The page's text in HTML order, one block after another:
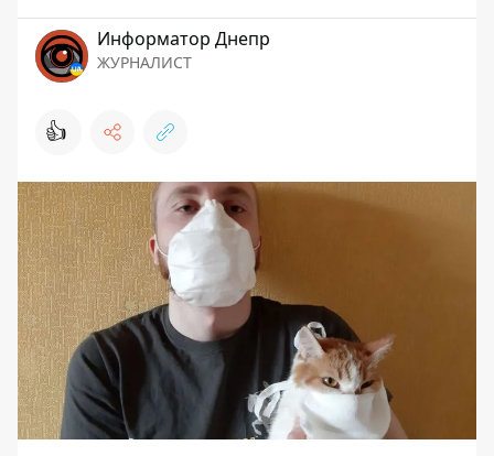
Информатор Днепр
ЖУРНАЛИСТ
👍